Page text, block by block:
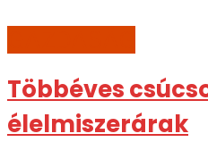
Többéves
élelmiszerárak